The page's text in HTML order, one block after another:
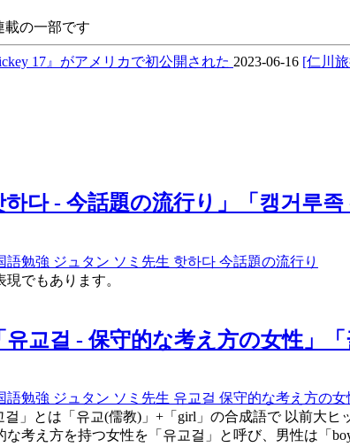
載の一部です
17』がアメリカで初公開された 2023-06-16 [仁川
다 - 今話題の流行り」「캥거루족
語勉強 ジュタン ソミ先生 핫하다 今話題の流行り
でもあります。
교걸 - 保守的な考え方の女性」「
語勉強 ジュタン ソミ先生 유교걸 保守的な考え方の女
」とは「유교(儒教)」+「girl」の合成語で 以前大
考え方を持つ女性を「유교걸」と呼び、男性は「